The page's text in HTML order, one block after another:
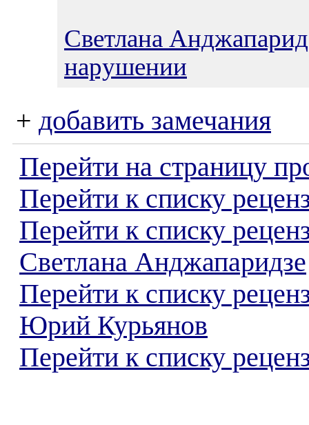
Светлана
нарушении
+ добавить замечания
Перейти на страницу
Перейти к списку
Перейти к списку
Светлана Анджапаридзе
Перейти к списку
Юрий Курьянов
Перейти к списку